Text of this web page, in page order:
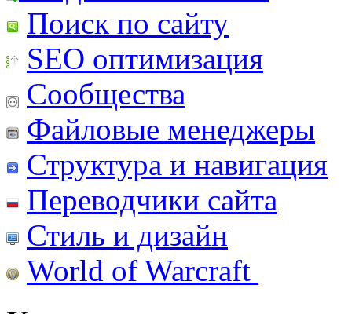
Поиск по сайту
SEO оптимизация
Сообщества
Файловые менеджеры
Структура и навигация
Переводчики сайта
Стиль и дизайн
World of Warcraft